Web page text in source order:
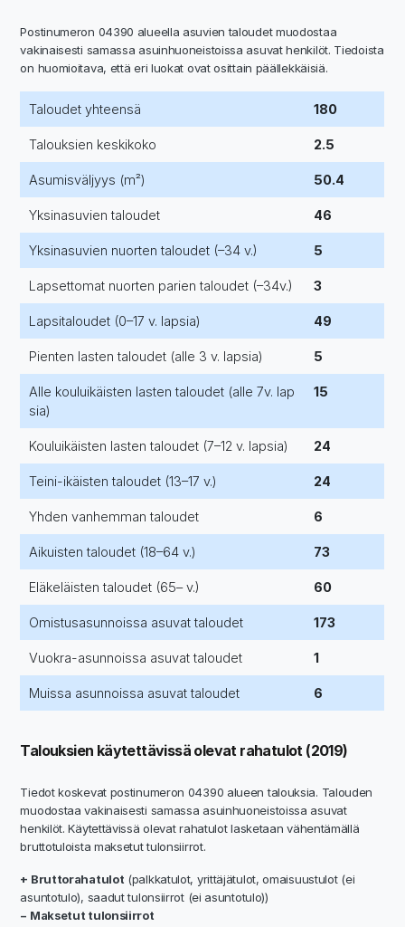
Postinumeron 04390 alueella asuvien taloudet muodostaa
vakinaisesti samassa asuinhuoneistoissa asuvat henkilöt. Tiedoista
on huomioitava, että eri luokat ovat osittain päällekkäisiä.
Taloudet yhteensä 180
Talouksien keskikoko 2.5
Asumisväljyys (m²) 50.4
Yksinasuvien taloudet 46
Yksinasuvien nuorten taloudet (–34 v.) 5
Lapsettomat nuorten parien taloudet (–34v.) 3
Lapsitaloudet (0–17 v. lapsia) 49
Pienten lasten taloudet (alle 3 v. lapsia) 5
Alle kouluikäisten lasten taloudet (alle 7v. lap
sia)
15
Kouluikäisten lasten taloudet (7–12 v. lapsia) 24
Teini-ikäisten taloudet (13–17 v.) 24
Yhden vanhemman taloudet 6
Aikuisten taloudet (18–64 v.) 73
Eläkeläisten taloudet (65– v.) 60
Omistusasunnoissa asuvat taloudet 173
Vuokra-asunnoissa asuvat taloudet 1
Muissa asunnoissa asuvat taloudet 6
Talouksien käytettävissä olevat rahatulot (2019)
Tiedot koskevat postinumeron 04390 alueen talouksia. Talouden
muodostaa vakinaisesti samassa asuinhuoneistoissa asuvat
henkilöt. Käytettävissä olevat rahatulot lasketaan vähentämällä
bruttotuloista maksetut tulonsiirrot.
+ Bruttorahatulot (palkkatulot, yrittäjätulot, omaisuustulot (ei
asuntotulo), saadut tulonsiirrot (ei asuntotulo))
− Maksetut tulonsiirrot